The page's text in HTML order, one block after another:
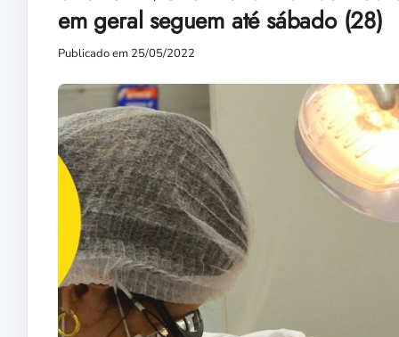
em geral seguem até sábado (28)
Publicado em 25/05/2022